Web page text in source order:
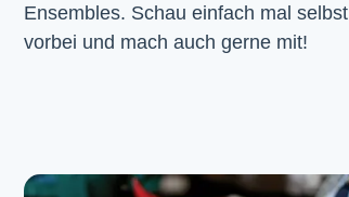
Ensembles. Schau einfach mal selbst
vorbei und mach auch gerne mit!